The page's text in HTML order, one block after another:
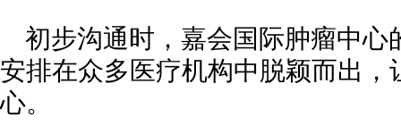
初步沟通时，嘉会国际肿瘤中
安排在众多医疗机构中脱颖而出
心。